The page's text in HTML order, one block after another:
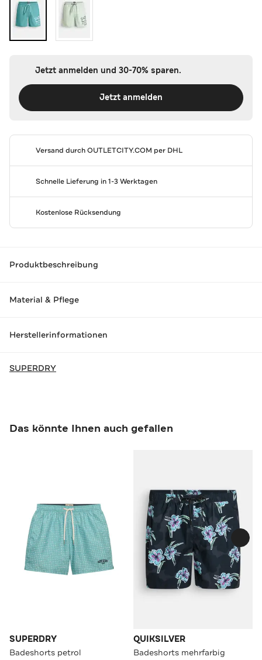
Jetzt anmelden und 30-70% sparen.
Jetzt anmelden
Versand durchOUTLETCITY.COM per DHL
Schnelle Lieferung in 1-3 Werktagen
Kostenlose Rücksendung
Produktbeschreibung
Material & Pflege
Herstellerinformationen
SUPERDRY
Das könnte Ihnen auch gefallen
SUPERDRY
Badeshorts petrol
QUIKSILVER
Badeshorts mehrfarbig